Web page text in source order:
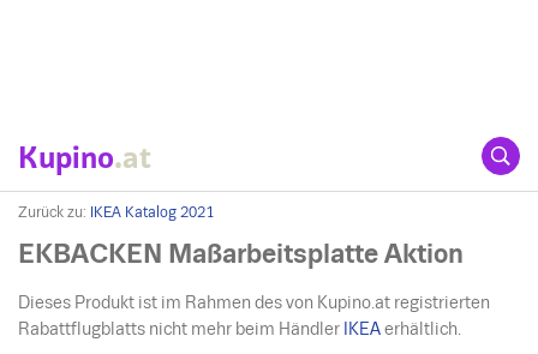
Kupino.at
Zurück zu: IKEA Katalog 2021
EKBACKEN Maßarbeitsplatte Aktion
Dieses Produkt ist im Rahmen des von Kupino.at registrierten
Rabattflugblatts nicht mehr beim Händler IKEAerhältlich.